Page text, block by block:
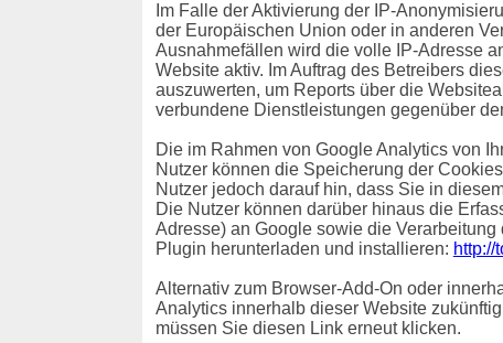
Im Falle der Aktivierung der IP-
der Europäischen Union oder in anderen
Ausnahmefällen wird die volle IP-Adresse
Website aktiv. Im Auftrag des Betreibers
auszuwerten, um Reports über die
verbundene Dienstleistungen gegenüber
Die im Rahmen von Google Analytics von
Nutzer können die Speicherung der
Nutzer jedoch darauf hin, dass Sie in
Die Nutzer können darüber hinaus die
Adresse) an Google sowie die
Plugin herunterladen und installieren: http://
Alternativ zum Browser-Add-On oder
Analytics innerhalb dieser Website
müssen Sie diesen Link erneut klicken.